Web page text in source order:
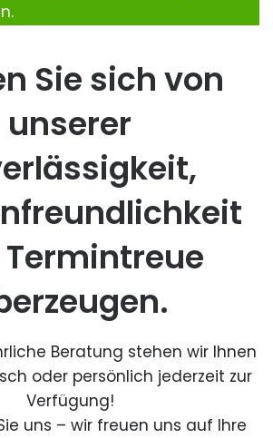
Sie sich von
unserer
Beratung stehen wir Ihnen
oder persönlich jederzeit zur
Verfügung!
uns – wir freuen uns auf Ihre